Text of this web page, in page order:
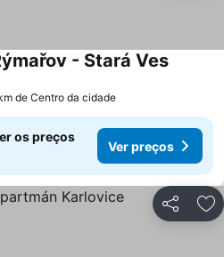
- Stará VesVer
de Centro da cidade
os preços
Ver preços
Partilhar